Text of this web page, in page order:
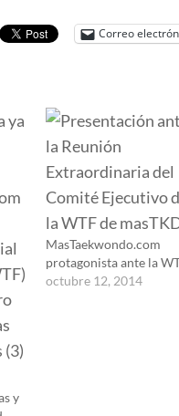
Correo
y
MasTaekwondo.com
protagonista ante la
octubre 12, 2014